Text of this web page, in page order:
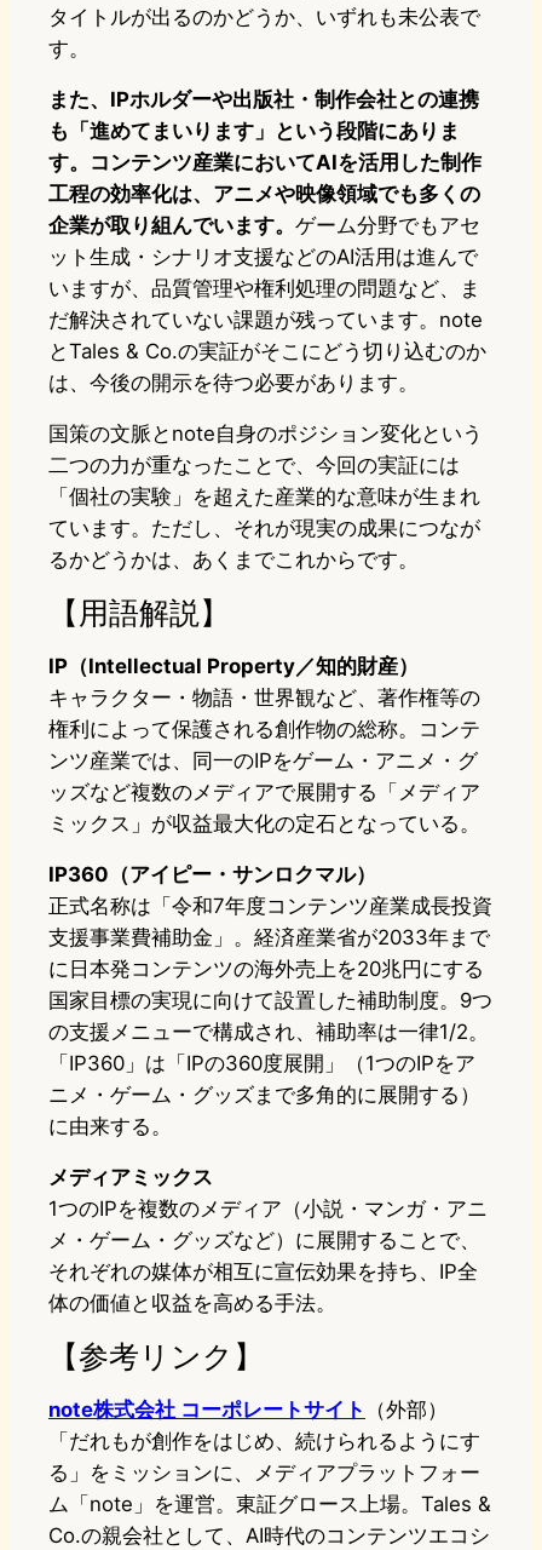
タイトルが出るのかどうか、いずれも未公表で
す。
また、IPホルダーや出版社・制作会社との連携
も「進めてまいります」という段階にありま
す。コンテンツ産業においてAIを活用した制作
工程の効率化は、アニメや映像領域でも多くの
企業が取り組んでいます。 ゲーム分野でもアセ
ット生成・シナリオ支援などのAI活用は進んで
いますが、品質管理や権利処理の問題など、ま
だ解決されていない課題が残っています。note
とTales & Co.の実証がそこにどう切り込むのか
は、今後の開示を待つ必要があります。
国策の文脈とnote自身のポジション変化という
二つの力が重なったことで、今回の実証には
「個社の実験」を超えた産業的な意味が生まれ
ています。ただし、それが現実の成果につなが
るかどうかは、あくまでこれからです。
【用語解説】
IP（Intellectual Property／知的財産）
キャラクター・物語・世界観など、著作権等の
権利によって保護される創作物の総称。コンテ
ンツ産業では、同一のIPをゲーム・アニメ・グ
ッズなど複数のメディアで展開する「メディア
ミックス」が収益最大化の定石となっている。
IP360（アイピー・サンロクマル）
正式名称は「令和7年度コンテンツ産業成長投資
支援事業費補助金」。経済産業省が2033年まで
に日本発コンテンツの海外売上を20兆円にする
国家目標の実現に向けて設置した補助制度。9つ
の支援メニューで構成され、補助率は一律1/2。
「IP360」は「IPの360度展開」（1つのIPをア
ニメ・ゲーム・グッズまで多角的に展開する）
に由来する。
メディアミックス
1つのIPを複数のメディア（小説・マンガ・アニ
メ・ゲーム・グッズなど）に展開することで、
それぞれの媒体が相互に宣伝効果を持ち、IP全
体の価値と収益を高める手法。
【参考リンク】
note株式会社 コーポレートサイト
（外部）
「だれもが創作をはじめ、続けられるようにす
る」をミッションに、メディアプラットフォー
ム「note」を運営。東証グロース上場。Tales &
Co.の親会社として、AI時代のコンテンツエコシ